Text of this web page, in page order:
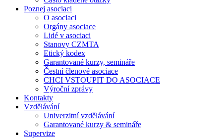
Poznej asociaci
O asociaci
Orgány asociace
Lidé v asociaci
Stanovy CZMTA
Etický kodex
Garantované kurzy, semináře
Čestní členové asociace
CHCI VSTOUPIT DO ASOCIACE
Výroční zprávy
Kontakty
Vzdělávání
Univerzitní vzdělávání
Garantované kurzy & semináře
Supervize